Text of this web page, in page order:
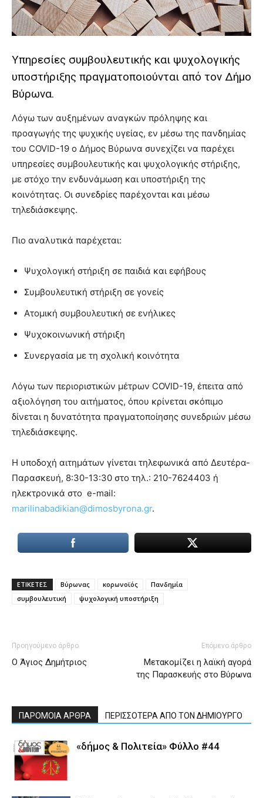
you
the
meaning
pain.
pornhun
hd
porn
Υπηρεσίες συμβουλευτικής και ψυχολογικής
υποστήριξης πραγματοποιούνται από τον Δήμο
Βύρωνα.
Λόγω των αυξημένων αναγκών πρόληψης και
προαγωγής της ψυχικής υγείας, εν μέσω της πανδημίας
του COVID-19 ο Δήμος Βύρωνα συνεχίζει να παρέχει
υπηρεσίες συμβουλευτικής και ψυχολογικής στήριξης,
με στόχο την ενδυνάμωση και υποστήριξη της
κοινότητας. Οι συνεδρίες παρέχονται και μέσω
τηλεδιάσκεψης.
Πιο αναλυτικά παρέχεται:
Ψυχολογική στήριξη σε παιδιά και εφήβους
Συμβουλευτική στήριξη σε γονείς
Ατομική συμβουλευτική σε ενήλικες
Ψυχοκοινωνική στήριξη
Συνεργασία με τη σχολική κοινότητα
Λόγω των περιοριστικών μέτρων COVID-19, έπειτα από
αξιολόγηση του αιτήματος, όπου κρίνεται σκόπιμο
δίνεται η δυνατότητα πραγματοποίησης συνεδριών μέσω
τηλεδιάσκεψης.
Η υποδοχή αιτημάτων γίνεται τηλεφωνικά από Δευτέρα-
Παρασκευή, 8:30-13:30 στο τηλ.: 210-7624403 ή
ηλεκτρονικά στο e-mail:
marilinabadikian@dimosbyrona.gr.
ΕΤΙΚΕΤΕΣ Βύρωνας κορωνοϊός
Πανδημία
συμβουλευτική
ψυχολογική υποστήριξη
Προηγούμενο άρθρο
Ο Άγιος Δημήτριος
Επόμενο άρθρο
Μετακομίζει η λαϊκή αγορά
της Παρασκευής στο Βύρωνα
ΠΑΡΟΜΟΙΑ ΑΡΘΡΑ ΠΕΡΙΣΣΟΤΕΡΑ ΑΠΟ ΤΟΝ ΔΗΜΙΟΥΡΓΟ
«δήμος & Πολιτεία» Φύλλο #44